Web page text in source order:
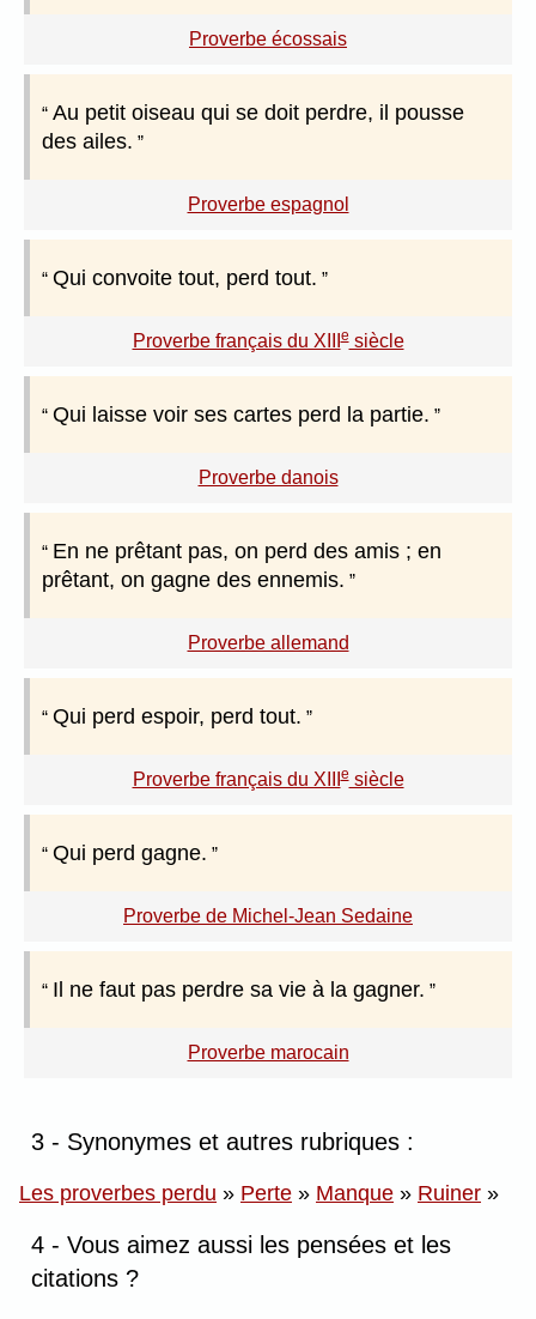
Proverbe écossais
Au petit oiseau qui se doit perdre, il pousse
des ailes.
Proverbe espagnol
Qui convoite tout, perd tout.
Proverbe français du XIIIesiècle
Qui laisse voir ses cartes perd la partie.
Proverbe danois
En ne prêtant pas, on perd des amis ; en
prêtant, on gagne des ennemis.
Proverbe allemand
Qui perd espoir, perd tout.
Proverbe français du XIIIesiècle
Qui perd gagne.
Proverbe de Michel-Jean Sedaine
Il ne faut pas perdre sa vie à la gagner.
Proverbe marocain
3 - Synonymes et autres rubriques :
Les proverbes perdu » Perte » Manque » Ruiner »
4 - Vous aimez aussi les pensées et les
citations ?